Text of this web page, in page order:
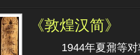
《敦煌汉简》
1944年夏鼐等